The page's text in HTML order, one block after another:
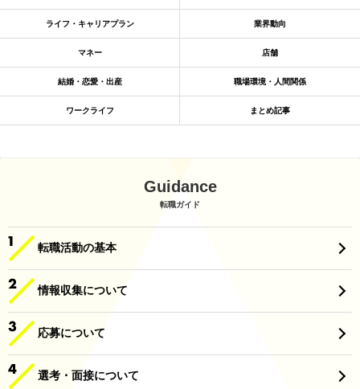
ライフ・キャリアプラン 業界動向
マネー 店舗
結婚・恋愛・出産 職場環境・人間関係
ワークライフ まとめ記事
Guidance
転職ガイド
転職活動の基本
情報収集について
応募について
選考・面接について